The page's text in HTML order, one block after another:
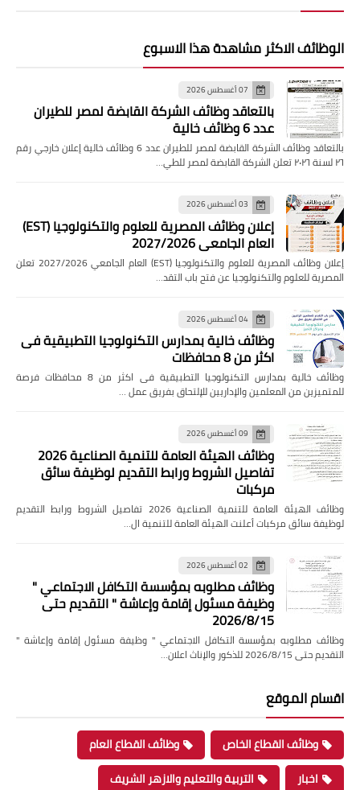
الوظائف الاكثر مشاهدة هذا الاسبوع
07 أغسطس 2026
بالتعاقد وظائف الشركة القابضة لمصر للطيران
عدد 6 وظائف خالية
بالتعاقد وظائف الشركة القابضة لمصر للطيران عدد 6 وظائف خالية إعلان خارجي رقم
٢٦ لسنة ٢٠٢٦ تعلن الشركة القابضة لمصر للطي…
03 أغسطس 2026
إعلان وظائف المصرية للعلوم والتكنولوجيا (EST)
العام الجامعي 2027/2026
إعلان وظائف المصرية للعلوم والتكنولوجيا (EST) العام الجامعي 2027/2026 تعلن
المصرية للعلوم والتكنولوجيا عن فتح باب التقد…
04 أغسطس 2026
وظائف خالية بمدارس التكنولوجيا التطبيقية فى
اكثر من 8 محافظات
وظائف خالية بمدارس التكنولوجيا التطبيقية فى اكثر من 8 محافظات فرصة
للمتميزين من المعلمين والإداريين للإلتحاق بفريق عمل …
09 أغسطس 2026
وظائف الهيئة العامة للتنمية الصناعية 2026
تفاصيل الشروط ورابط التقديم لوظيفة سائق
مركبات
وظائف الهيئة العامة للتنمية الصناعية 2026 تفاصيل الشروط ورابط التقديم
لوظيفة سائق مركبات أعلنت الهيئة العامة للتنمية ال…
02 أغسطس 2026
وظائف مطلوبه بمؤسسة التكافل الاجتماعي "
وظيفة مسئول إقامة وإعاشة " التقديم حتى
2026/8/15
وظائف مطلوبه بمؤسسة التكافل الاجتماعي " وظيفة مسئول إقامة وإعاشة "
التقديم حتى 2026/8/15 للذكور والإناث اعلان…
اقسام الموقع
وظائف القطاع الخاص
وظائف القطاع العام
اخبار
التربية والتعليم والازهر الشريف